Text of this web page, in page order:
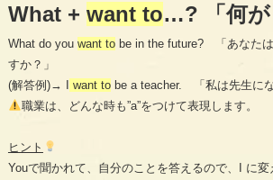
What + want to…? 「何が
What do you want tobe in the future? 「あなた
すか？」
(解答例)→ I want tobe a teacher. 「私は先生にな
職業は、どんな時も”a”をつけて表現します。
ヒント
Youで聞かれて、自分のことを答えるので、I に変